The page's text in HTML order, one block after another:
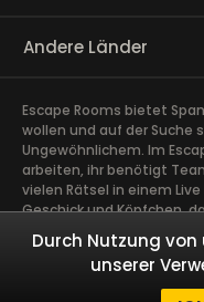
Andere Länder
Escape Rooms bietet
wollen und auf der Suche
Ungewöhnlichem. Im
arbeiten, ihr benötigt
vielen Rätsel in einem
Geschick und Köpfchen,
Gehirntraining Exit
andere Firmen Events
das ihr je erlebt habt
fesselnde Geschichten
Durch Nutzung
unserer